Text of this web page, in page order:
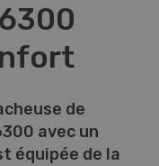
de
avec un
équipée de la